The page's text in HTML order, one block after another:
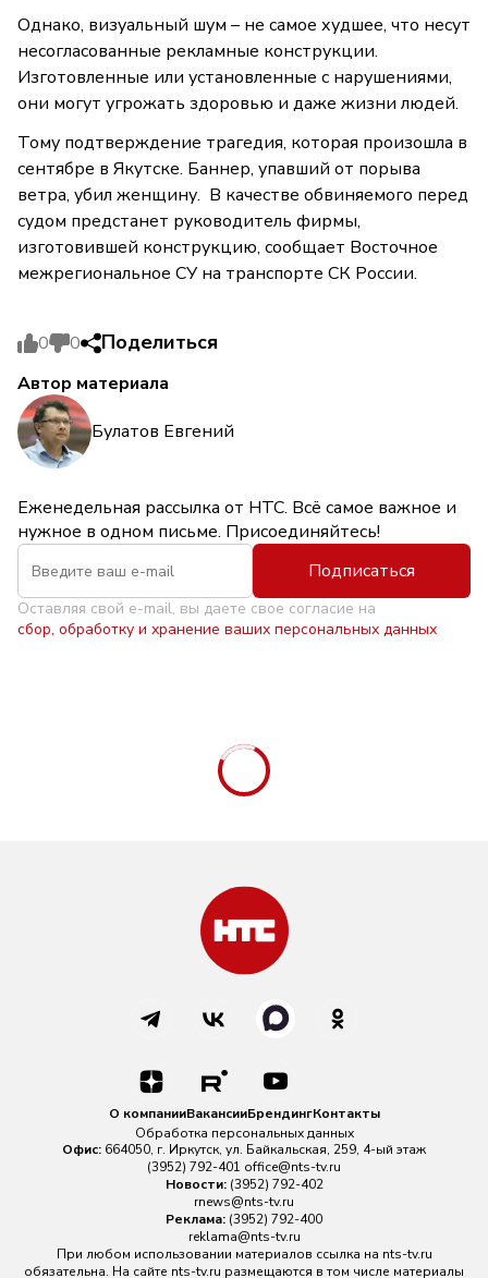
Однако, визуальный шум – не самое худшее, что несут
несогласованные рекламные конструкции.
Изготовленные или установленные с нарушениями,
они могут угрожать здоровью и даже жизни людей.
Тому подтверждение трагедия, которая произошла в
сентябре в Якутске. Баннер, упавший от порыва
ветра, убил женщину. В качестве обвиняемого перед
судом предстанет руководитель фирмы,
изготовившей конструкцию, сообщает Восточное
межрегиональное СУ на транспорте СК России.
0 0 Поделиться
Автор материала
Булатов Евгений
Еженедельная рассылка от НТС. Всё самое важное и
нужное в одном письме. Присоединяйтесь!
Подписаться
Оставляя свой e-mail, вы даете свое согласие на
сбор, обработку и хранение ваших персональных данных
О компанииВакансииБрендингКонтакты
Обработка персональных данных
Офис: 664050, г. Иркутск, ул. Байкальская, 259, 4-ый этаж
(3952) 792-401 office@nts-tv.ru
Новости: (3952) 792-402
rnews@nts-tv.ru
Реклама: (3952) 792-400
reklama@nts-tv.ru
При любом использовании материалов ссылка на nts-tv.ru
обязательна. На сайте nts-tv.ru размещаются в том числе материалы